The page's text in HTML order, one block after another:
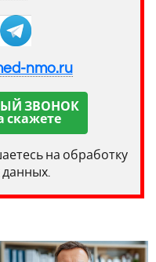
nmo.ru
ЗВОНОК
скажете
на обработку